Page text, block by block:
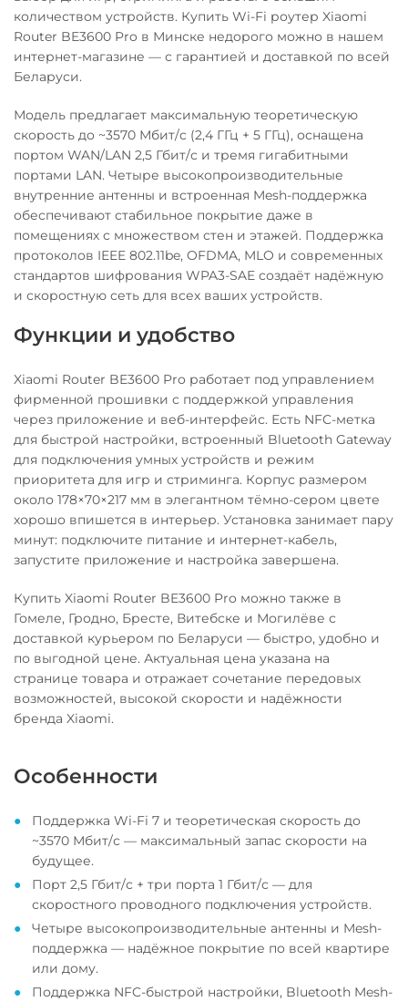
количеством устройств. Купить Wi-Fi роутер Xiaomi
Router BE3600 Pro в Минске недорого можно в нашем
интернет-магазине — с гарантией и доставкой по всей
Беларуси.
Модель предлагает максимальную теоретическую
скорость до ~3570 Мбит/с (2,4 ГГц + 5 ГГц), оснащена
портом WAN/LAN 2,5 Гбит/с и тремя гигабитными
портами LAN. Четыре высокопроизводительные
внутренние антенны и встроенная Mesh-поддержка
обеспечивают стабильное покрытие даже в
помещениях с множеством стен и этажей. Поддержка
протоколов IEEE 802.11be, OFDMA, MLO и современных
стандартов шифрования WPA3-SAE создаёт надёжную
и скоростную сеть для всех ваших устройств.
Функции и удобство
Xiaomi Router BE3600 Pro работает под управлением
фирменной прошивки с поддержкой управления
через приложение и веб-интерфейс. Есть NFC-метка
для быстрой настройки, встроенный Bluetooth Gateway
для подключения умных устройств и режим
приоритета для игр и стриминга. Корпус размером
около 178×70×217 мм в элегантном тёмно-сером цвете
хорошо впишется в интерьер. Установка занимает пару
минут: подключите питание и интернет-кабель,
запустите приложение и настройка завершена.
Купить Xiaomi Router BE3600 Pro можно также в
Гомеле, Гродно, Бресте, Витебске и Могилёве с
доставкой курьером по Беларуси — быстро, удобно и
по выгодной цене. Актуальная цена указана на
странице товара и отражает сочетание передовых
возможностей, высокой скорости и надёжности
бренда Xiaomi.
Особенности
Поддержка Wi-Fi 7 и теоретическая скорость до
~3570 Мбит/с — максимальный запас скорости на
будущее.
Порт 2,5 Гбит/с + три порта 1 Гбит/с — для
скоростного проводного подключения устройств.
Четыре высокопроизводительные антенны и Mesh-
поддержка — надёжное покрытие по всей квартире
или дому.
Поддержка NFC-быстрой настройки, Bluetooth Mesh-